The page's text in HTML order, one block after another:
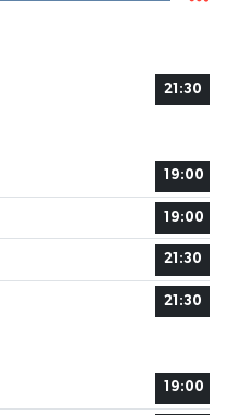
21:30
19:00
19:00
21:30
21:30
19:00